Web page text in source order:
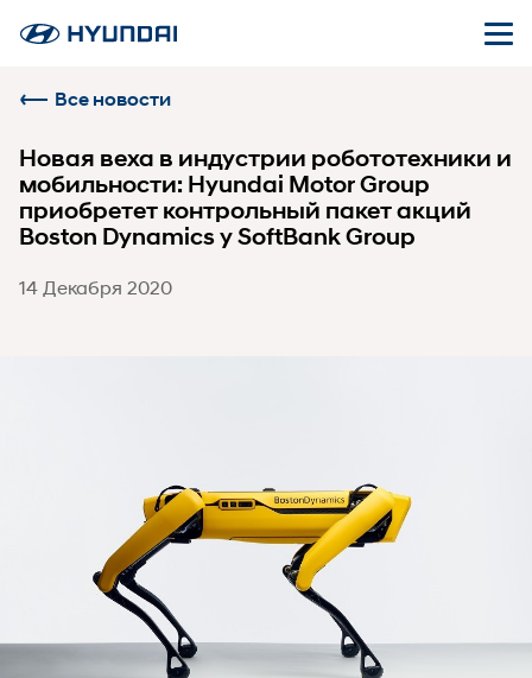
Все новости
Новая веха в индустрии робототехники и
мобильности: Hyundai Motor Group
приобретет контрольный пакет акций
Boston Dynamics у SoftBank Group
14 Декабря 2020